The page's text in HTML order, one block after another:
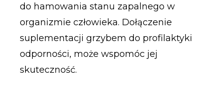
do hamowania stanu zapalnego w
organizmie człowieka. Dołączenie
suplementacji grzybem do profilaktyki
odporności, może wspomóc jej
skuteczność.